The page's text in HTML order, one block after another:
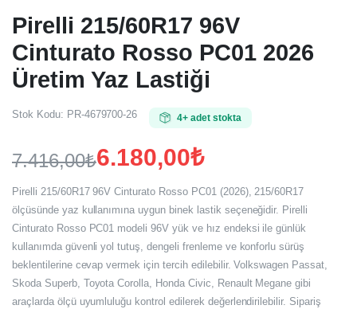
Pirelli 215/60R17 96V
Cinturato Rosso PC01 2026
Üretim Yaz Lastiği
Stok Kodu: PR-4679700-26 4+ adet stokta
7.416,00₺
Orijinal
fiyat:
7.416,00₺.
6.180,00₺
Şu
andaki
fiyat:
6.180,00₺.
Pirelli 215/60R17 96V Cinturato Rosso PC01 (2026), 215/60R17
ölçüsünde yaz kullanımına uygun binek lastik seçeneğidir. Pirelli
Cinturato Rosso PC01 modeli 96V yük ve hız endeksi ile günlük
kullanımda güvenli yol tutuş, dengeli frenleme ve konforlu sürüş
beklentilerine cevap vermek için tercih edilebilir. Volkswagen Passat,
Skoda Superb, Toyota Corolla, Honda Civic, Renault Megane gibi
araçlarda ölçü uyumluluğu kontrol edilerek değerlendirilebilir. Sipariş